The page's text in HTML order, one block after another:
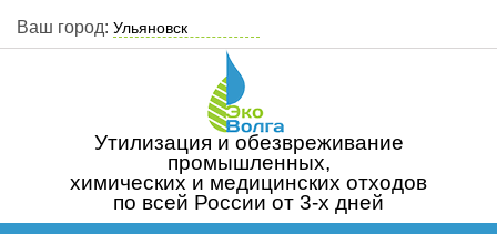
Ваш город:
Утилизация и обезвреживание
промышленных,
химических и медицинских отходов
по всей России от 3-х дней